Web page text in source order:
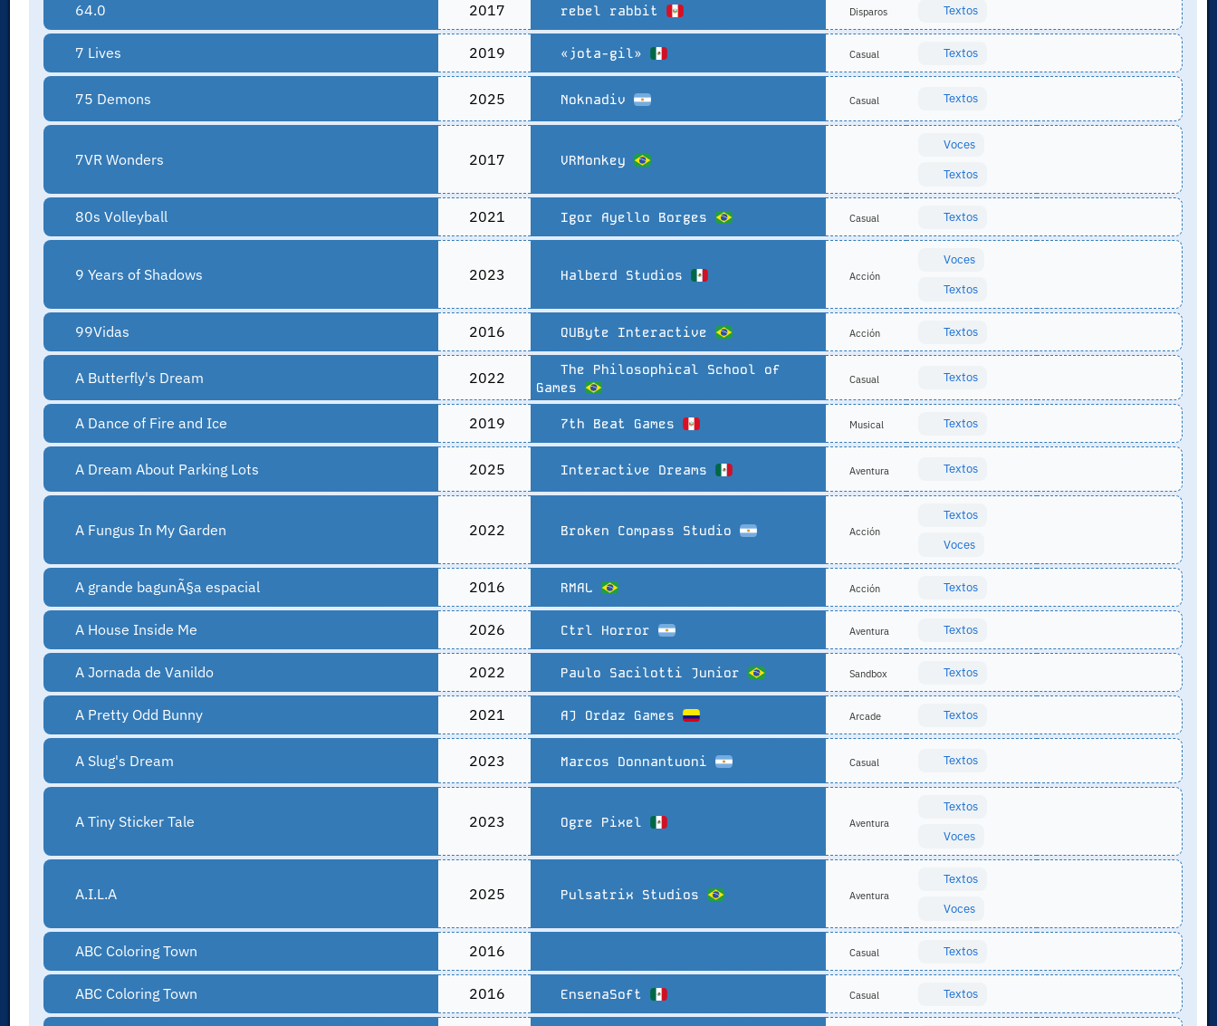
64.0 2017 rebel rabbit Disparos Textos
7 Lives 2019 «jota-gil» Casual Textos
75 Demons 2025 Noknadiv Casual Textos
7VR Wonders 2017 VRMonkey
Voces
Textos
80s Volleyball 2021 Igor Ayello Borges Casual Textos
9 Years of Shadows 2023 Halberd Studios Acción
Voces
Textos
99Vidas 2016 QUByte Interactive Acción Textos
A Butterfly's Dream 2022
The Philosophical School of
Games
Casual Textos
A Dance of Fire and Ice 2019 7th Beat Games Musical Textos
A Dream About Parking Lots 2025 Interactive Dreams Aventura Textos
A Fungus In My Garden 2022 Broken Compass Studio Acción
Textos
Voces
A grande bagunÃ§a espacial 2016 RMAL Acción Textos
A House Inside Me 2026 Ctrl Horror Aventura Textos
A Jornada de Vanildo 2022 Paulo Sacilotti Junior Sandbox Textos
A Pretty Odd Bunny 2021 AJ Ordaz Games Arcade Textos
A Slug's Dream 2023 Marcos Donnantuoni Casual Textos
A Tiny Sticker Tale 2023 Ogre Pixel Aventura
Textos
Voces
A.I.L.A 2025 Pulsatrix Studios Aventura
Textos
Voces
ABC Coloring Town 2016 Casual Textos
ABC Coloring Town 2016 EnsenaSoft Casual Textos